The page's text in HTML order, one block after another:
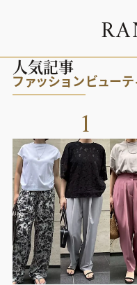
RA
人気記事
ファッション ビューテ
1